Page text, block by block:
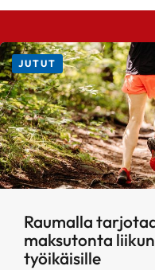
JUTUT
Raumalla
maksutonta
työikäisille